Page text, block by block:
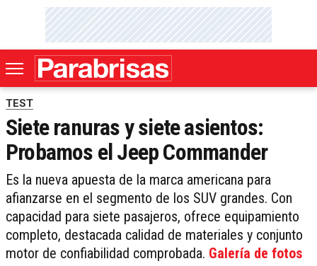
TEST
Siete ranuras y siete asientos:
Probamos el Jeep Commander
Es la nueva apuesta de la marca americana para
afianzarse en el segmento de los SUV grandes. Con
capacidad para siete pasajeros, ofrece equipamiento
completo, destacada calidad de materiales y conjunto
motor de confiabilidad comprobada. Galería de fotos